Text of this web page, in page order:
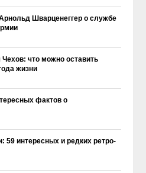
Шварценеггер о службе
что можно оставить
жизни
фактов о
59 интересных и редких ретро-